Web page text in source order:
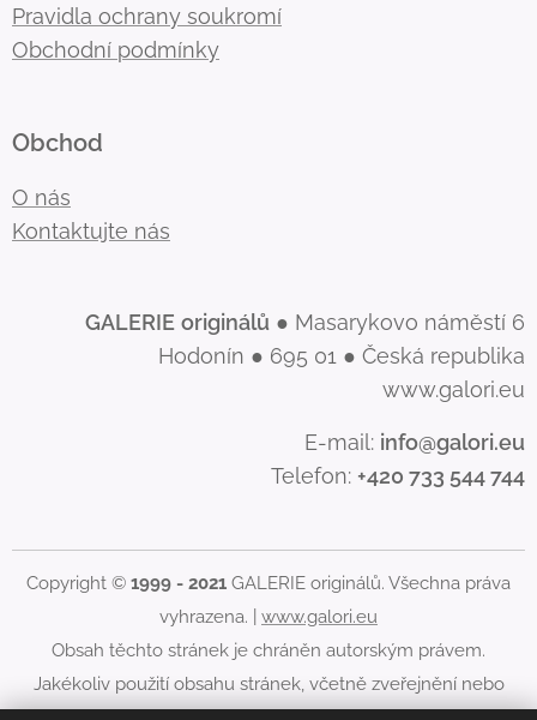
Pravidla ochrany soukromí
Obchodní podmínky
Obchod
O nás
Kontaktujte nás
GALERIE originálů ● Masarykovo náměstí 6
Hodonín ● 695 01 ● Česká republika
www.galori.eu
E-mail: info@galori.eu
Telefon: +420 733 544 744
Copyright © 1999 - 2021 GALERIE originálů. Všechna práva
vyhrazena. | www.galori.eu
Obsah těchto stránek je chráněn autorským právem.
Jakékoliv použití obsahu stránek, včetně zveřejnění nebo